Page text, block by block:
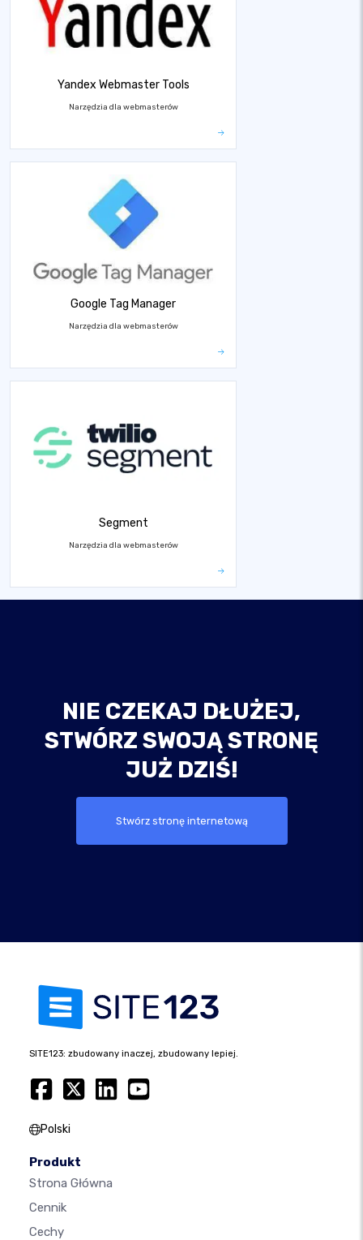
Yandex Webmaster Tools
Narzędzia dla webmasterów
Google Tag Manager
Narzędzia dla webmasterów
Segment
Narzędzia dla webmasterów
NIE CZEKAJ DŁUŻEJ,
STWÓRZ SWOJĄ STRONĘ
JUŻ DZIŚ!
Stwórz stronę internetową
SITE123: zbudowany inaczej, zbudowany lepiej.
Polski
Produkt
Strona Główna
Cennik
Cechy